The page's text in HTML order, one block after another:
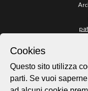
Cookies
Questo sito utilizza
parti. Se vuoi